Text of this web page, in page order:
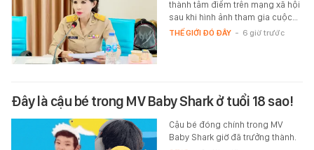
thành tâm điểm trên mạng xã hội
sau khi hình ảnh tham gia cuộc…
THẾ GIỚI ĐÓ ĐÂY - 6 giờ trước
Đây là cậu bé trong MV Baby Shark ở tuổi 18 sao!
Cậu bé đóng chính trong MV
Baby Shark giờ đã trưởng thành.